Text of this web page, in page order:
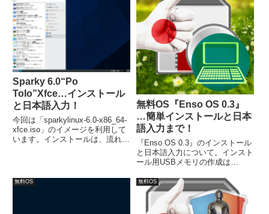
ムスピードの向上を目指し、シス
テム要件は低くなっています。
Sparky 6.0“Po
Tolo”Xfce…インストール
と日本語入力！
今回は「sparkylinux-6.0-x86_64-
xfce.iso」のイメージを利用して
います。インストールは、流れに
途インストールしました。
無料OS『Enso OS 0.3』
…簡単インストールと日本
語入力まで！
『Enso OS 0.3』のインストール
と日本語入力について。インスト
ール用USBメモリの作成は
ストーラーは日本語設定にして
も、その後の項目は、自動的には
変わっていなかったので、確認し
ながら行いましょう。
無料OS 無料OS